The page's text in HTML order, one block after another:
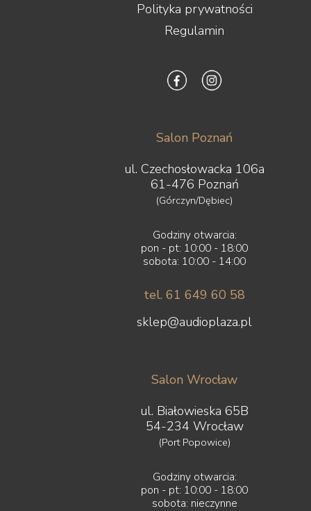
Polityka prywatności
Regulamin
Salon Poznań
ul. Czechosłowacka 106a
61-476 Poznań
(Górczyn/Dębiec)
Godziny otwarcia:
pon - pt: 10:00 - 18:00
sobota: 10:00 - 14:00
tel. 61 649 60 58
sklep@audioplaza.pl
Salon Wrocław
ul. Białowieska 65B
54-234 Wrocław
(Port Popowice)
Godziny otwarcia:
pon - pt: 10:00 - 18:00
sobota: nieczynne